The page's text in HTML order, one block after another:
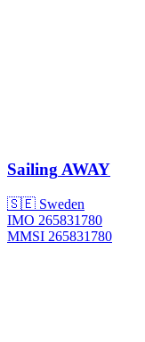
SailingAWAY
🇸🇪 Sweden
IMO 265831780
MMSI 265831780